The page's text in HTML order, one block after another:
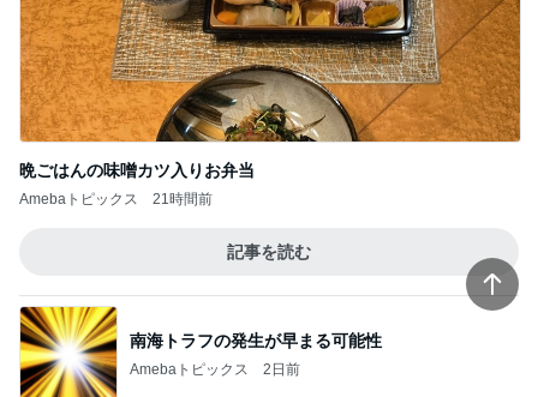
晩ごはんの味噌カツ入りお弁当
Amebaトピックス 21時間前
記事を読む
南海トラフの発生が早まる可能性
Amebaトピックス 2日前